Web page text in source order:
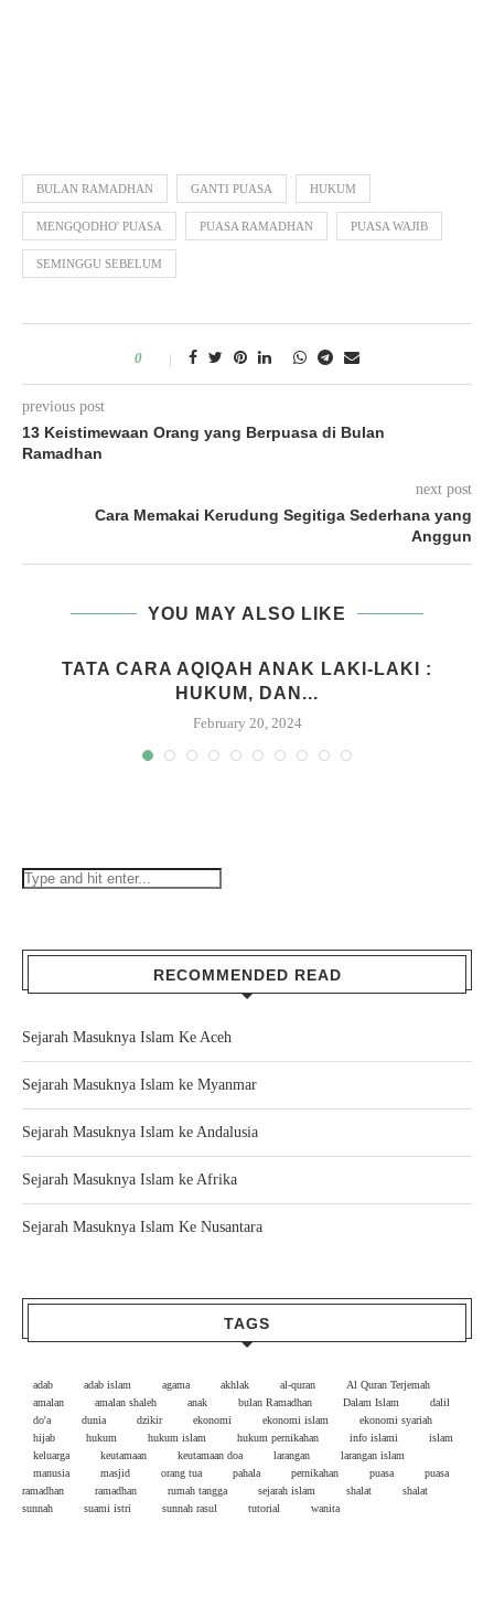
BULAN RAMADHAN GANTI PUASA HUKUM
MENGQODHO' PUASA PUASA RAMADHAN PUASA WAJIB
SEMINGGU SEBELUM
0
previous post
13 Keistimewaan Orang yang Berpuasa di Bulan
Ramadhan
next post
Cara Memakai Kerudung Segitiga Sederhana yang
Anggun
YOU MAY ALSO LIKE
TATA CARA AQIQAH ANAK LAKI-LAKI :
HUKUM, DAN...
February 20, 2024
RECOMMENDED READ
Sejarah Masuknya Islam Ke Aceh
Sejarah Masuknya Islam ke Myanmar
Sejarah Masuknya Islam ke Andalusia
Sejarah Masuknya Islam ke Afrika
Sejarah Masuknya Islam Ke Nusantara
TAGS
adab adab islam agama akhlak al-quran
Al Quran Terjemah
amalan
amalan shaleh anak bulan Ramadhan Dalam Islam
dalil
do'a
dunia dzikir ekonomi ekonomi islam
ekonomi syariah
hijab
hukum hukum islam hukum pernikahan info islami
islam
keluarga
keutamaan keutamaan doa larangan
larangan islam
manusia
masjid orang tua pahala pernikahan puasa
puasa
ramadhan
ramadhan rumah tangga sejarah islam shalat
shalat
sunnah
suami istri sunnah rasul tutorial wanita